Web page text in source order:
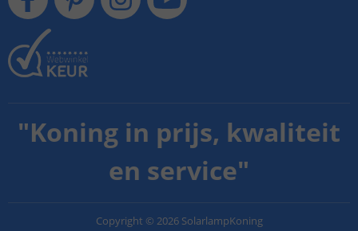
"Koning in prijs, kwaliteit
en service"
Copyright © 2026 SolarlampKoning